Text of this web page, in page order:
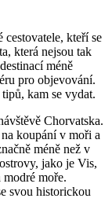
kteří se
která nejsou tak
méně
pro ⁤objevování.
kam se⁣ vydat.
Chorvatska.
koupání ⁢v moři a
méně než v
jako je Vis,
moře.
⁣svou​ historickou